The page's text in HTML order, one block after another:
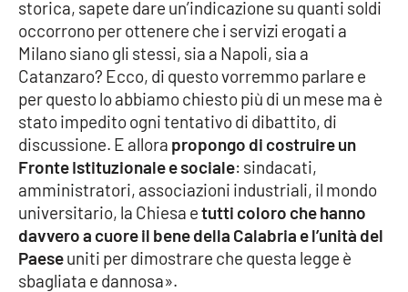
storica, sapete dare un’indicazione su quanti soldi
occorrono per ottenere che i servizi erogati a
Milano siano gli stessi, sia a Napoli, sia a
Catanzaro? Ecco, di questo vorremmo parlare e
per questo lo abbiamo chiesto più di un mese ma è
stato impedito ogni tentativo di dibattito, di
discussione. E allora propongo di costruire un
Fronte Istituzionale e sociale: sindacati,
amministratori, associazioni industriali, il mondo
universitario, la Chiesa etutti coloro che hanno
davvero a cuore il bene della Calabria e l’unità del
Paeseuniti per dimostrare che questa legge è
sbagliata e dannosa».